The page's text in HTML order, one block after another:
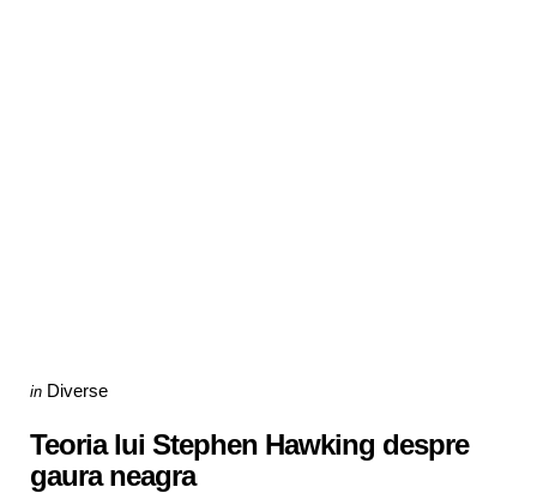
Categories
Posted
in Diverse
Teoria lui Stephen Hawking despre
gaura neagra